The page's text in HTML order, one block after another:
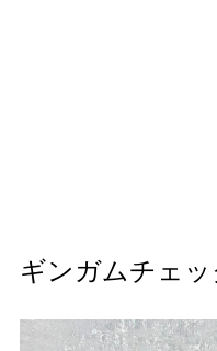
ギンガムチェ